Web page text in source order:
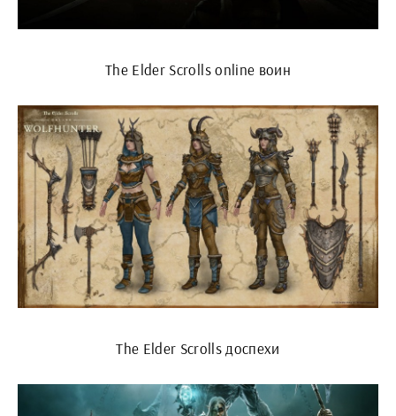
The Elder Scrolls online воин
The Elder Scrolls доспехи